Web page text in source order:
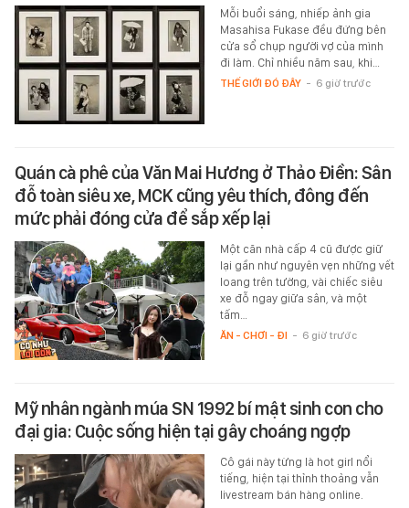
Mỗi buổi sáng, nhiếp ảnh gia
Masahisa Fukase đều đứng bên
cửa sổ chụp người vợ của mình
đi làm. Chỉ nhiều năm sau, khi…
THẾ GIỚI ĐÓ ĐÂY - 6 giờ trước
Quán cà phê của Văn Mai Hương ở Thảo Điền: Sân
đỗ toàn siêu xe, MCK cũng yêu thích, đông đến
mức phải đóng cửa để sắp xếp lại
Một căn nhà cấp 4 cũ được giữ
lại gần như nguyên vẹn những vết
loang trên tường, vài chiếc siêu
xe đỗ ngay giữa sân, và một
tấm…
ĂN - CHƠI - ĐI - 6 giờ trước
Mỹ nhân ngành múa SN 1992 bí mật sinh con cho
đại gia: Cuộc sống hiện tại gây choáng ngợp
Cô gái này từng là hot girl nổi
tiếng, hiện tại thỉnh thoảng vẫn
livestream bán hàng online.